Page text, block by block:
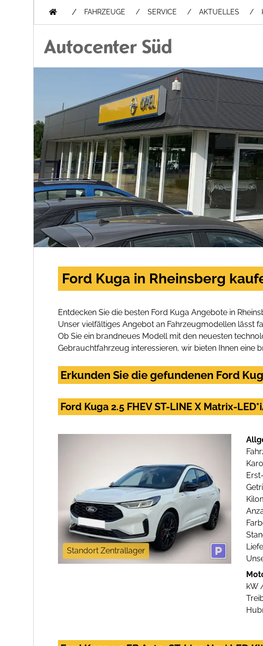
/ FAHRZEUGE SERVICE AKTUELLES
Ford Kuga in Rheinsberg
Entdecken Sie die besten Ford Kuga Angebote in
Unser vielfältiges Angebot an Fahrzeugmodellen lässt
Ob Sie ein brandneues Modell mit den neuesten
Gebrauchtfahrzeug interessieren, wir bieten Ihnen eine
Erkunden Sie die gefundenen Ford
Ford Kuga 2.5 FHEV ST-LINE X Matrix-
Standort Zentrallager
kW